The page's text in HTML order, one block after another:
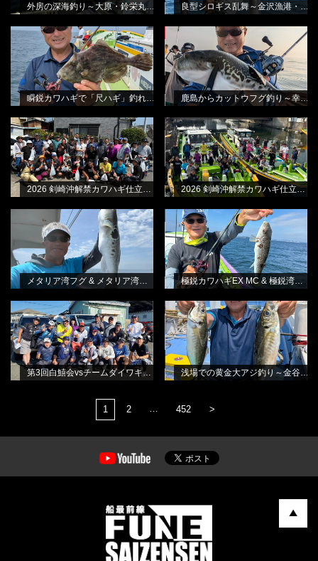
外房の深海釣り～大原・鈴栄丸さんから 良型シロギス乱舞～金沢漁港・進丸さんから
瞬鋭カワハギで「尺ハギ」釣れまし
た!
田渕雅生
NEW BLOG
鹿島からカットウフグ釣り～幸栄丸
さんから
田渕雅生
NEW
鹿島からカットウフグ釣り～幸栄丸さんから
2026 剣崎沖解禁カワハギ仕立て・B
船
林良一
BLOG
2026 剣崎沖解禁カワハギ仕立て・B船
2026 剣崎沖解禁カワハギ仕立て・A
船
林良一
BLOG
2026 剣崎沖解禁カワハギ仕立て・A船
メタリア湾フグ & メタリア湾フグ-S
メタリア湾フグ & メタリア湾フグ-S
極鋭カワハギEX MC & 極鋭湾フグ
EX
林良一
BLOG
極鋭カワハギEX MC & 極鋭湾フグ EX
第3回白鱚会vsチームダイワキス釣り
懇親会
林良一
BLOG
第3回白鱚会vsチームダイワキス釣り懇親会
浅場での黄金大アジ釣り～金谷・光
進丸さんから
田渕雅生
BLOG
1 2 … 452 >